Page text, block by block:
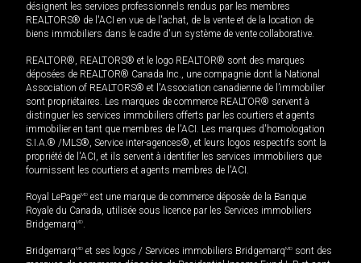
désignent les services professionnels rendus par les membres
REALTORS® de l'ACI en vue de l'achat, de la vente et de la location de
biens immobiliers dans le cadre d'un système de vente collaborative.
REALTOR®, REALTORS® et le logo REALTOR® sont des marques
déposées de REALTOR® Canada Inc., une compagnie dont la National
Association of REALTORS® et l'Association canadienne de l’immobilier
sont propriétaires. Les marques de commerce REALTOR® servent à
distinguer les services immobiliers offerts par les courtiers et agents
immobilier en tant que membres de l'ACI. Les marques d'homologation
S.I.A.® /MLS®, Service inter-agences®, et leurs logos respectifs sont la
propriété de l'ACI, et ils servent à identifier les services immobiliers que
fournissent les courtiers et agents membres de l'ACI.
Royal LePageMD est une marque de commerce déposée de la Banque
Royale du Canada, utilisée sous licence par les Services immobiliers
BridgemarqMD.
BridgemarqMD et ses logos / Services immobiliers BridgemarqMD sont des